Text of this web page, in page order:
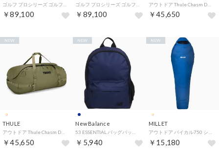
￥89,100 ￥89,100
アウトドア Thule Chasm Duffel 130L 3205003 （-）
￥45,650
THULE
￥45,650
NEW
New Balance
￥5,940
NEW
MILLET
￥15,180
NEW